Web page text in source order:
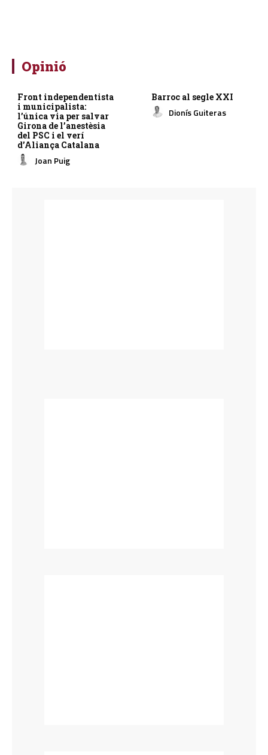
Opinió
Front independentista
i municipalista:
l’única via per salvar
Girona de l’anestèsia
del PSC i el verí
d’Aliança Catalana
Joan Puig
Barroc al segle XXI
Dionís Guiteras